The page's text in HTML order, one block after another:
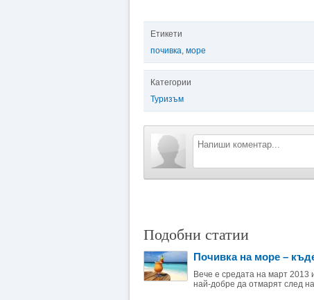
Етикети
почивка, море
Категории
Туризъм
Подобни статии
Почивка на море –
Вече е средата на март 2013
най-добре да отмарят след